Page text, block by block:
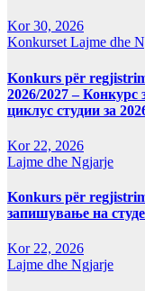
Kor 30, 2026
Konkurset Lajme dhe
Konkurs për
2026/2027 – Конкурс
циклус студии за
Kor 22, 2026
Lajme dhe Ngjarje
Konkurs për
запишување на
Kor 22, 2026
Lajme dhe Ngjarje